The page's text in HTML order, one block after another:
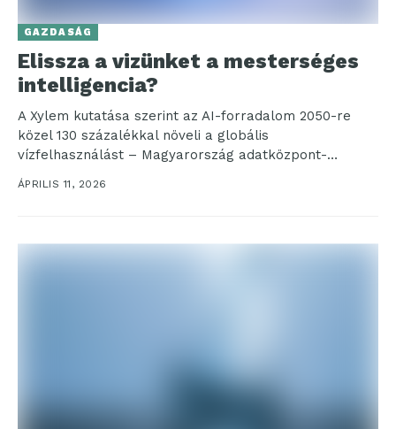
GAZDASÁG
Elissza a vizünket a mesterséges
intelligencia?
A Xylem kutatása szerint az AI-forradalom 2050-re
közel 130 százalékkal növeli a globális
vízfelhasználást – Magyarország adatközpont-
ambíciói is új kihívást hoznak a vízgazdálkodásnak....
ÁPRILIS 11, 2026